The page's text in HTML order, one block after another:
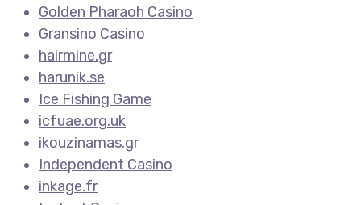
Golden Pharaoh Casino
Gransino Casino
hairmine.gr
harunik.se
Ice Fishing Game
icfuae.org.uk
ikouzinamas.gr
Independent Casino
inkage.fr